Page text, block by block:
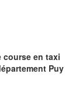
course en taxi
Puy